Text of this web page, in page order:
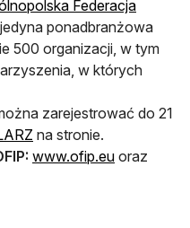
Federacja
ponadbranżowa
500 organizacji, w tym
w których
zarejestrować do 21
na stronie.
www.ofip.eu oraz